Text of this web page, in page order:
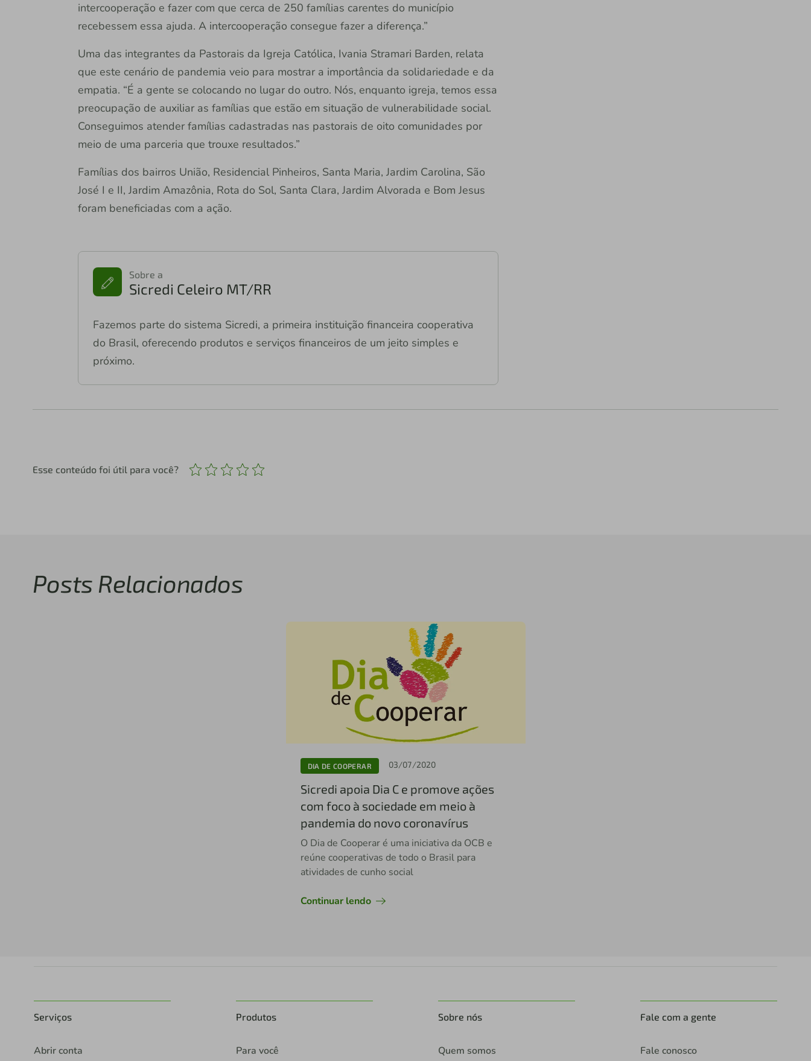
intercooperação e fazer com que cerca de 250 famílias carentes do município
recebessem essa ajuda. A intercooperação consegue fazer a diferença.”
Uma das integrantes da Pastorais da Igreja Católica, Ivania Stramari Barden, relata
que este cenário de pandemia veio para mostrar a importância da solidariedade e da
empatia. “É a gente se colocando no lugar do outro. Nós, enquanto igreja, temos essa
preocupação de auxiliar as famílias que estão em situação de vulnerabilidade social.
Conseguimos atender famílias cadastradas nas pastorais de oito comunidades por
meio de uma parceria que trouxe resultados.”
Famílias dos bairros União, Residencial Pinheiros, Santa Maria, Jardim Carolina, São
José I e II, Jardim Amazônia, Rota do Sol, Santa Clara, Jardim Alvorada e Bom Jesus
foram beneficiadas com a ação.
Sobre a
Sicredi Celeiro MT/RR
Fazemos parte do sistema Sicredi, a primeira instituição financeira cooperativa
do Brasil, oferecendo produtos e serviços financeiros de um jeito simples e
próximo.
Esse conteúdo foi útil para você?
Posts Relacionados
DIA DE COOPERAR 03/07/2020
Sicredi apoia Dia C e promove ações
com foco à sociedade em meio à
pandemia do novo coronavírus
O Dia de Cooperar é uma iniciativa da OCB e
reúne cooperativas de todo o Brasil para
atividades de cunho social
Continuar lendo
Serviços
Abrir conta
Produtos
Para você
Sobre nós
Quem somos
Fale com a gente
Fale conosco